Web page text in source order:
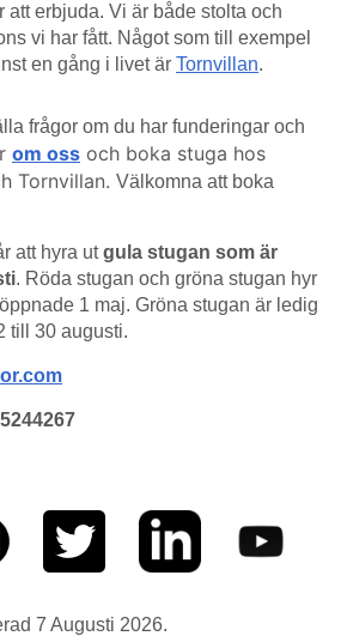
att erbjuda. Vi är både stolta och
vi har fått. Något som till exempel
en gång i livet är Tornvillan.
frågor om du har funderingar och
om oss och boka stuga hos
Tornvillan. Välkomna att boka
att hyra utgula stugan som är
. Röda stugan och gröna stugan hyr
1 maj. Gröna stugan är ledig
till 30 augusti.
7 Augusti 2026.